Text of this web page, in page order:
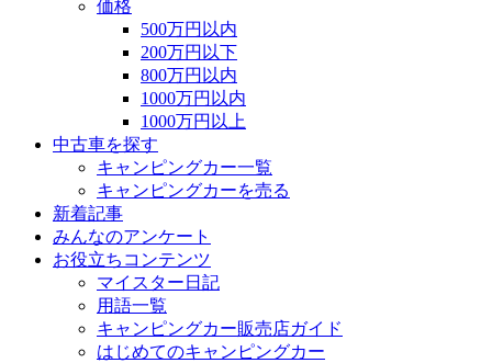
価格
500万円以内
200万円以下
800万円以内
1000万円以内
1000万円以上
中古車を探す
キャンピングカー一覧
キャンピングカーを売る
新着記事
みんなのアンケート
お役立ちコンテンツ
マイスター日記
用語一覧
キャンピングカー販売店ガイド
はじめてのキャンピングカー